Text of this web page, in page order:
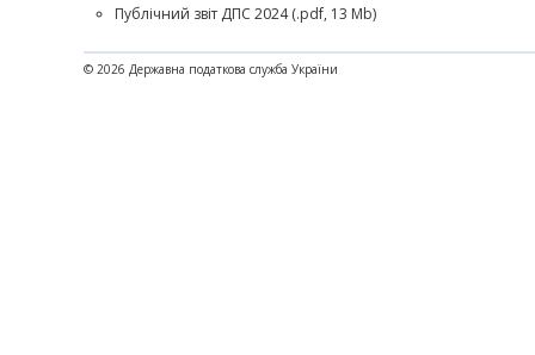
Публічний звіт ДПС 2024 (.pdf, 13 Mb)
© 2026 Державна податкова служба України